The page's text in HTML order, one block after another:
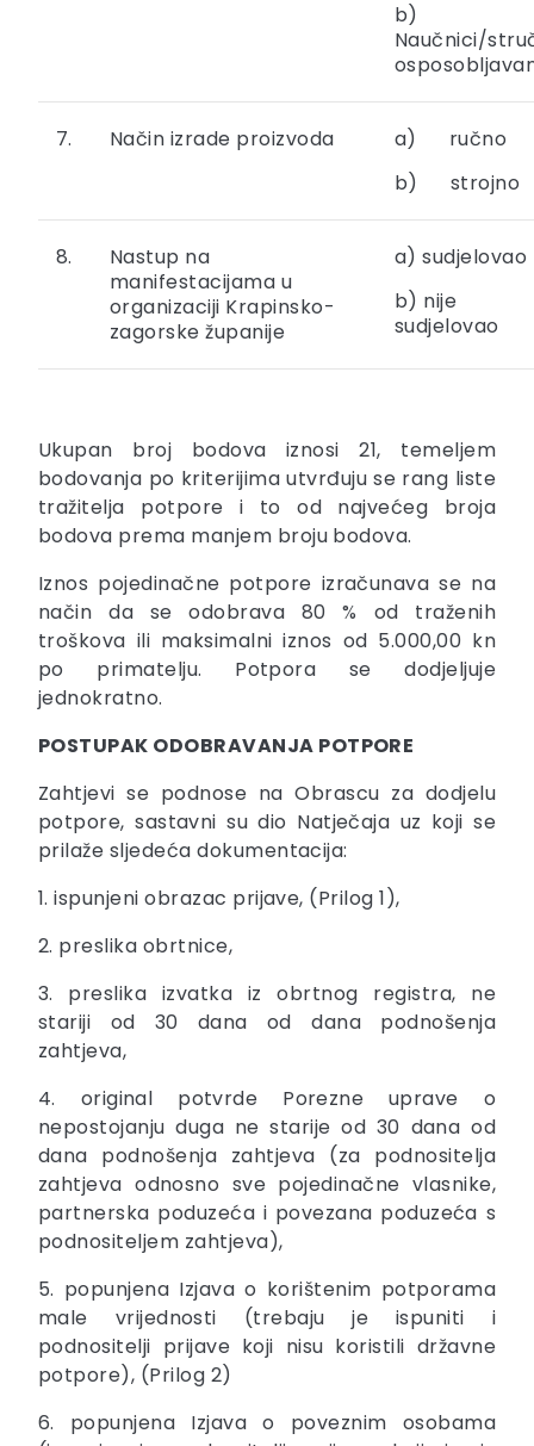
b)
Naučnici/
7. Način izrade proizvoda
a) ručno
b) strojno
8.
Nastup na
manifestacijama u
organizaciji Krapinsko-
zagorske županije
a) sudjelovao
b) nije
sudjelovao
Ukupan broj bodova iznosi 21, temeljem
bodovanja po kriterijima utvrđuju se rang liste
tražitelja potpore i to od najvećeg broja
bodova prema manjem broju bodova.
Iznos pojedinačne potpore izračunava se na
način da se odobrava 80 % od traženih
troškova ili maksimalni iznos od 5.000,00 kn
po primatelju. Potpora se dodjeljuje
jednokratno.
POSTUPAK ODOBRAVANJA POTPORE
Zahtjevi se podnose na Obrascu za dodjelu
potpore, sastavni su dio Natječaja uz koji se
prilaže sljedeća dokumentacija:
1. ispunjeni obrazac prijave, (Prilog 1),
2. preslika obrtnice,
3. preslika izvatka iz obrtnog registra, ne
stariji od 30 dana od dana podnošenja
zahtjeva,
4. original potvrde Porezne uprave o
nepostojanju duga ne starije od 30 dana od
dana podnošenja zahtjeva (za podnositelja
zahtjeva odnosno sve pojedinačne vlasnike,
partnerska poduzeća i povezana poduzeća s
podnositeljem zahtjeva),
5. popunjena Izjava o korištenim potporama
male vrijednosti (trebaju je ispuniti i
podnositelji prijave koji nisu koristili državne
potpore), (Prilog 2)
6. popunjena Izjava o poveznim osobama